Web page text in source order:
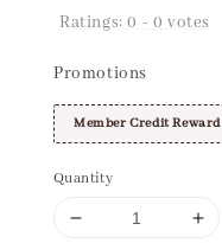
Ratings:0 - 0 votes
Promotions
Member Credit Reward
Quantity